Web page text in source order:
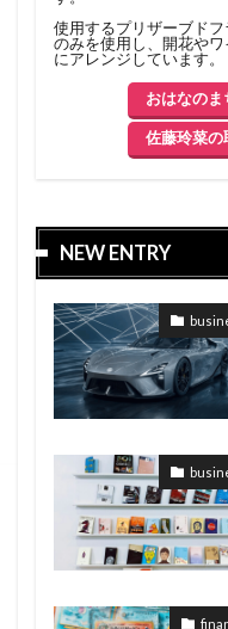
使用するプリザーブド
のみを使用し、開花や
にアレンジしています。
おはなの
佐藤玲菜の
NEW ENTRY